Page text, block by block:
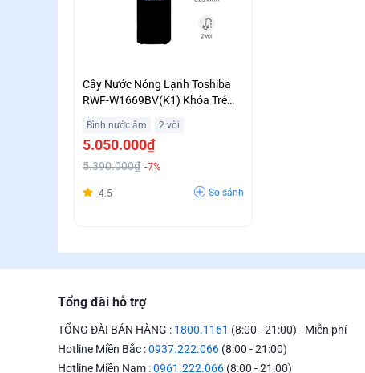
Cây Nước Nóng Lạnh Toshiba
RWF-W1669BV(K1) Khóa Trẻ
Bình nước âm 2 vòi
5.050.000₫
5.390.000₫ -7%
4.5 So sánh
Tổng đài hỗ trợ
TỔNG ĐÀI BÁN HÀNG : 1800.1161 (8:00 - 21:00) - Miễn phí
Hotline Miền Bắc :0937.222.066 (8:00 - 21:00)
Hotline Miền Nam :0961.222.066 (8:00 - 21:00)